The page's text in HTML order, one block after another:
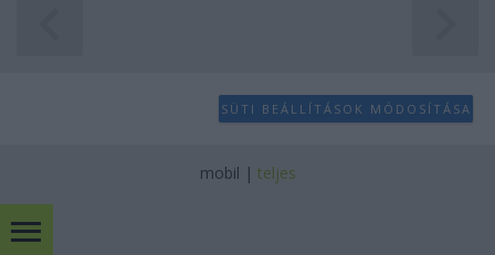
SÜTI BEÁLLÍTÁSOK MÓDOSÍTÁSA
mobil | teljes